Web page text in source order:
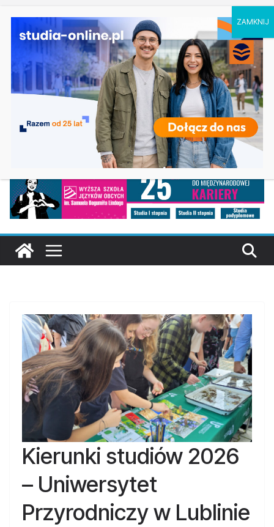
Ostatnie
wpisy:
Prawo w Łomży
Pedagogika przedszkolna i wczesnoszkolna w
Skierniewicach
Kosmetologia w Opolu
Logistyka – studia inżynierskie na Uniwersytecie
Szczecińskim
Elektroniczne przetwarzanie informacji w
Krakowie
Kierunki studiów 2026
– Uniwersytet
Przyrodniczy w Lublinie